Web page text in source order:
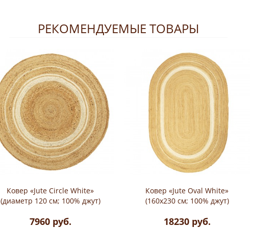
РЕКОМЕНДУЕМЫЕ ТОВАРЫ
Ковер «Jute Circle White»
(диаметр 120 см; 100% джут)
7960 руб.
Ковер «Jute Oval White»
(160х230 см; 100% джут)
18230 руб.